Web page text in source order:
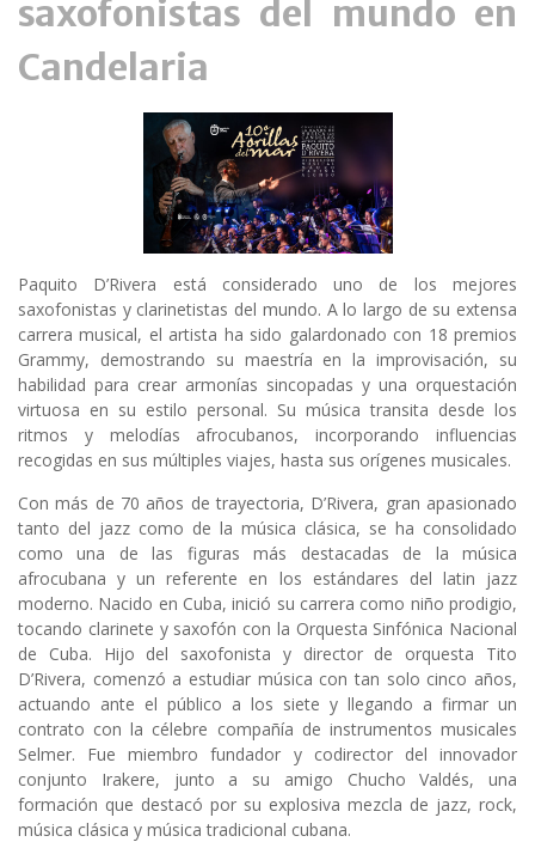
saxofonistas del mundo en
Candelaria
Paquito D’Rivera está considerado uno de los mejores
saxofonistas y clarinetistas del mundo. A lo largo de su extensa
carrera musical, el artista ha sido galardonado con 18 premios
Grammy, demostrando su maestría en la improvisación, su
habilidad para crear armonías sincopadas y una orquestación
virtuosa en su estilo personal. Su música transita desde los
ritmos y melodías afrocubanos, incorporando influencias
recogidas en sus múltiples viajes, hasta sus orígenes musicales.
Con más de 70 años de trayectoria, D’Rivera, gran apasionado
tanto del jazz como de la música clásica, se ha consolidado
como una de las figuras más destacadas de la música
afrocubana y un referente en los estándares del latin jazz
moderno. Nacido en Cuba, inició su carrera como niño prodigio,
tocando clarinete y saxofón con la Orquesta Sinfónica Nacional
de Cuba. Hijo del saxofonista y director de orquesta Tito
D’Rivera, comenzó a estudiar música con tan solo cinco años,
actuando ante el público a los siete y llegando a firmar un
contrato con la célebre compañía de instrumentos musicales
Selmer. Fue miembro fundador y codirector del innovador
conjunto Irakere, junto a su amigo Chucho Valdés, una
formación que destacó por su explosiva mezcla de jazz, rock,
música clásica y música tradicional cubana.